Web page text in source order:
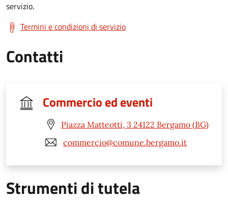
servizio.
Termini e condizioni di servizio
Contatti
Commercio ed eventi
Piazza Matteotti, 3 24122 Bergamo (BG)
commercio@comune.bergamo.it
Strumenti di tutela